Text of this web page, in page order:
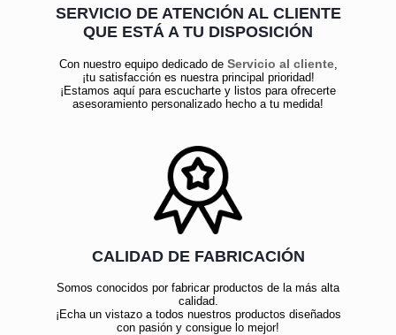
SERVICIO DE ATENCIÓN AL CLIENTE
QUE ESTÁ A TU DISPOSICIÓN
Con nuestro equipo dedicado de Servicio al cliente,
¡tu satisfacción es nuestra principal prioridad!
¡Estamos aquí para escucharte y listos para ofrecerte
asesoramiento personalizado hecho a tu medida!
CALIDAD DE FABRICACIÓN
Somos conocidos por fabricar productos de la más alta
calidad.
¡Echa un vistazo a todos nuestros productos diseñados
con pasión y consigue lo mejor!